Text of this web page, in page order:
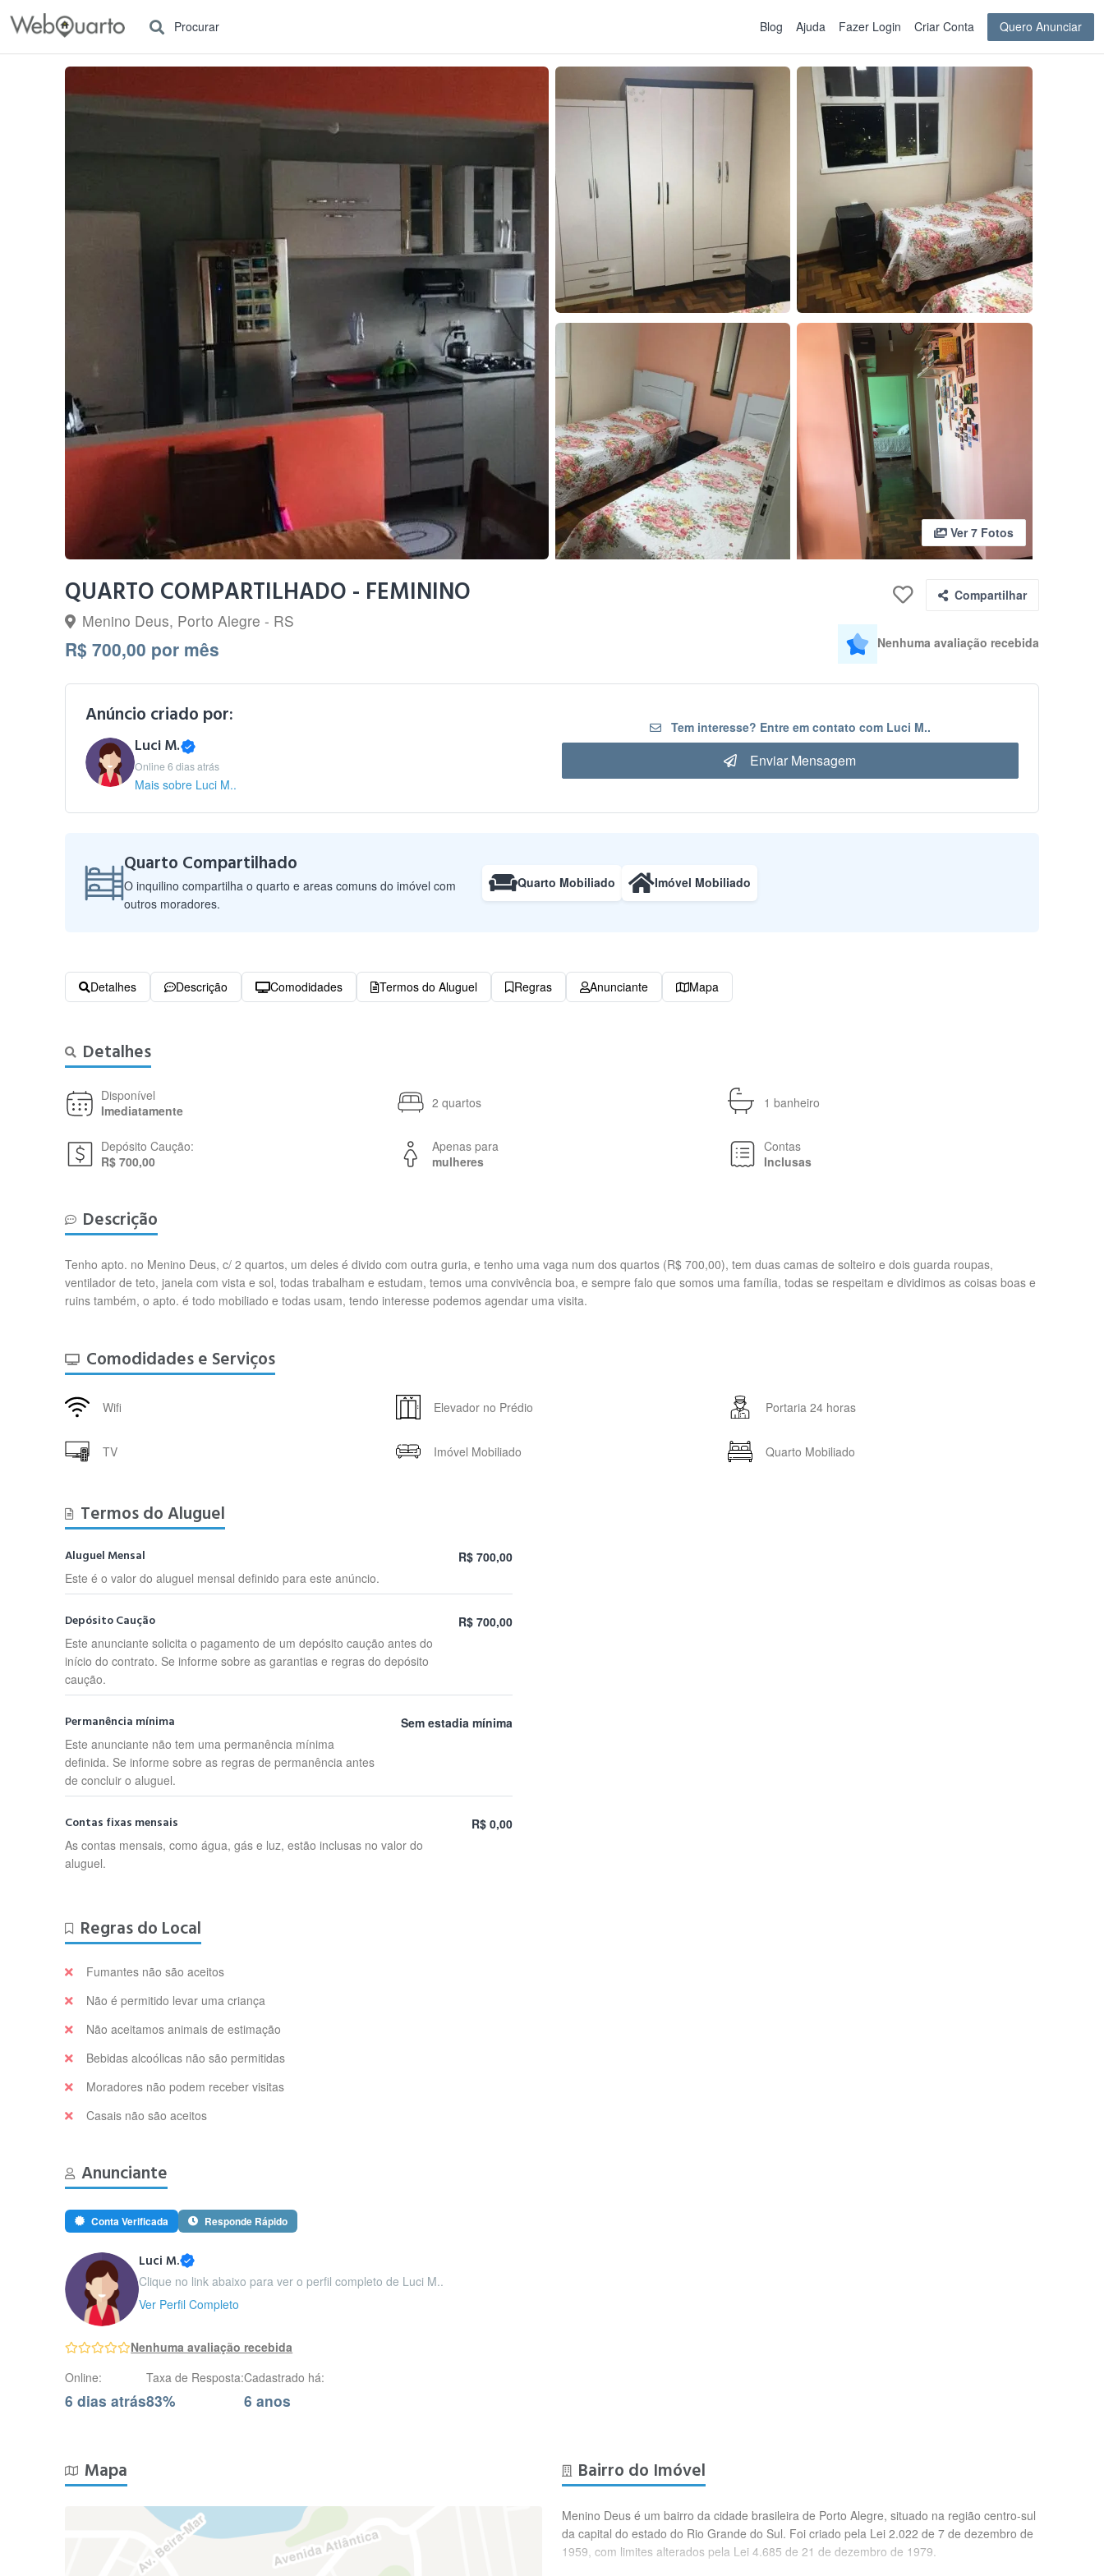
Procurar Blog Ajuda Fazer Login Criar Conta Quero Anunciar
Ver 7 Fotos
QUARTO COMPARTILHADO - FEMININO
Menino Deus, Porto Alegre - RS
R$ 700,00 por mês
Compartilhar
Nenhuma avaliação recebida
Anúncio criado por:
Luci M.
Online 6 dias atrás
Mais sobre Luci M..
Tem interesse? Entre em contato com Luci M..
Enviar Mensagem
Quarto Compartilhado
O inquilino compartilha o quarto e areas comuns do imóvel com
outros moradores.
Quarto Mobiliado Imóvel Mobiliado
Detalhes Descrição Comodidades Termos do Aluguel Regras Anunciante Mapa
Detalhes
Disponível
Imediatamente
2 quartos 1 banheiro
Depósito Caução:
R$ 700,00
Apenas para
mulheres
Contas
Inclusas
Descrição
Tenho apto. no Menino Deus, c/ 2 quartos, um deles é divido com outra guria, e tenho uma vaga num dos quartos (R$ 700,00), tem duas camas de solteiro e dois guarda roupas,
ventilador de teto, janela com vista e sol, todas trabalham e estudam, temos uma convivência boa, e sempre falo que somos uma família, todas se respeitam e dividimos as coisas boas e
ruins também, o apto. é todo mobiliado e todas usam, tendo interesse podemos agendar uma visita.
Comodidades e Serviços
Wifi Elevador no Prédio Portaria 24 horas
TV Imóvel Mobiliado Quarto Mobiliado
Termos do Aluguel
Aluguel Mensal
Este é o valor do aluguel mensal definido para este anúncio.
R$ 700,00
Depósito Caução
Este anunciante solicita o pagamento de um depósito caução antes do
início do contrato. Se informe sobre as garantias e regras do depósito
caução.
R$ 700,00
Permanência mínima
Este anunciante não tem uma permanência mínima
definida. Se informe sobre as regras de permanência antes
de concluir o aluguel.
Sem estadia mínima
Contas fixas mensais
As contas mensais, como água, gás e luz, estão inclusas no valor do
aluguel.
R$ 0,00
Regras do Local
Fumantes não são aceitos
Não é permitido levar uma criança
Não aceitamos animais de estimação
Bebidas alcoólicas não são permitidas
Moradores não podem receber visitas
Casais não são aceitos
Anunciante
Conta Verificada Responde Rápido
Luci M.
Clique no link abaixo para ver o perfil completo de Luci M..
Ver Perfil Completo
Nenhuma avaliação recebida
Online:
6 dias atrás
Taxa de Resposta:
83%
Cadastrado há:
6 anos
Mapa Bairro do Imóvel
Menino Deus é um bairro da cidade brasileira de Porto Alegre, situado na região centro-sul
da capital do estado do Rio Grande do Sul. Foi criado pela Lei 2.022 de 7 de dezembro de
1959, com limites alterados pela Lei 4.685 de 21 de dezembro de 1979.